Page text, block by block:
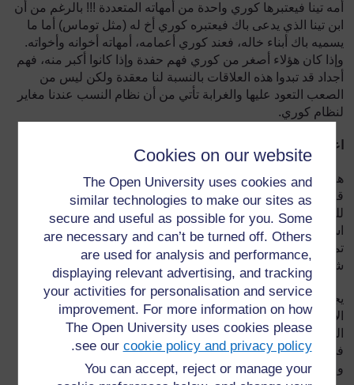
Cookies on our website
The Open University uses cookies and
similar technologies to make our sites as
secure and useful as possible for you. Some
are necessary and can’t be turned off. Others
are used for analysis and performance,
displaying relevant advertising, and tracking
your activities for personalisation and service
improvement. For more information on how
The Open University uses cookies please
see our cookie policy and privacy policy
.
You can accept, reject or manage your
أمه تينا فيعتبرها كوري واحدة من أمهاته المتعددة !!! بالرغم من أن
ابن تينا الذي يدعى باك فيعتبره كوري أخ له (مثل توماس) أما ما
يسميه باك أبناء خاله، فعند كوري أعمامه، أمهاته أخوانه وأخواته.
وإذا كان هؤلاء أصغر من كوري فهم حفدة وإذا كانوا أكبر منه، فهم
أجداد قد تبدوا هذه العلاقات بالنسبة لنا معقدة ولكن ليس من
الصعب التعود عليها والغرابة تأتي من أن نظام النسب عندنا مغاير
لنظام كوري.
اعتبارات عامة
هنالك بعض الأشياء يجب عليك معرفتها قبل التعرف على نظام
قرابة كانزا. بالنسبة للمبتدئين، فإن كلمات لغتنا العربية بالنسبة
للعلاقات، فإنها مناسبة للأقرباء أينما استخدمناها. لكننا لا يمكننا
استخدامها لوصف نظام كانزا لأنها ستكون مربكة وغير مفهومة
تماماً. لهذا نستخدم الرموز التي تمثل الذكور والإناث وننظمها في
شكل جدول يمثل الأسرة.
يجب أن ننوه أن هذه الجداول توضح العلاقات الرئيسية فقط في
الأسرة. بمعنى آخر فإذا كان لديك من والدك ووالدتك على سبيل
المثال 13 طفلاً فهذا يعني سندون في جدولنا خمسة فقط: الأكبر
في السن وأصغرهم سناً من الذكور وأيضاً الأكبر سناً من الإناث
والأصغر سناً وأنت.